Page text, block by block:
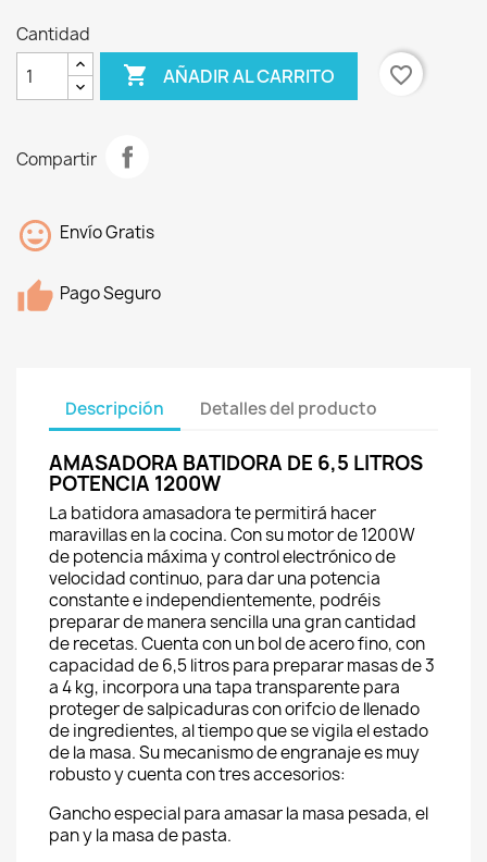
Cantidad
 AÑADIR AL CARRITO favorite_border
Compartir
Envío Gratis
Pago Seguro
Descripción Detalles del producto
AMASADORA BATIDORA DE 6,5 LITROS
POTENCIA 1200W
La batidora amasadora te permitirá hacer
maravillas en la cocina. Con su motor de 1200W
de potencia máxima y control electrónico de
velocidad continuo, para dar una potencia
constante e independientemente, podréis
preparar de manera sencilla una gran cantidad
de recetas. Cuenta con un bol de acero fino, con
capacidad de 6,5 litros para preparar masas de 3
a 4 kg, incorpora una tapa transparente para
proteger de salpicaduras con orifcio de llenado
de ingredientes, al tiempo que se vigila el estado
de la masa. Su mecanismo de engranaje es muy
robusto y cuenta con tres accesorios:
Gancho especial para amasar la masa pesada, el
pan y la masa de pasta.